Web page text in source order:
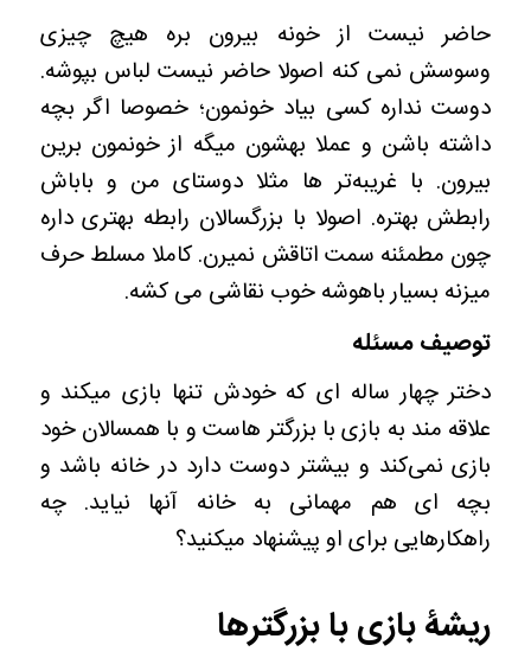
حاضر نیست از خونه بیرون بره هیچ چیزی
وسوسش نمی کنه اصولا حاضر نیست لباس بپوشه.
دوست نداره کسی بیاد خونمون؛ خصوصا اگر بچه
داشته باشن و عملا بهشون میگه از خونمون برین
بیرون. با غریبه‌تر ها مثلا دوستای من و باباش
رابطش بهتره. اصولا با بزرگسالان رابطه بهتری داره
چون مطمئنه سمت اتاقش نمیرن. کاملا مسلط حرف
میزنه بسیار باهوشه خوب نقاشی می کشه.
توصیف مسئله
دختر چهار ساله ای که خودش تنها بازی میکند و
علاقه مند به بازی با بزرگتر هاست و با همسالان خود
بازی نمی‌کند و بیشتر دوست دارد در خانه باشد و
بچه ای هم مهمانی به خانه آنها نیاید. چه
راهکارهایی برای او پیشنهاد میکنید؟
ریشۀ بازی با بزرگترها